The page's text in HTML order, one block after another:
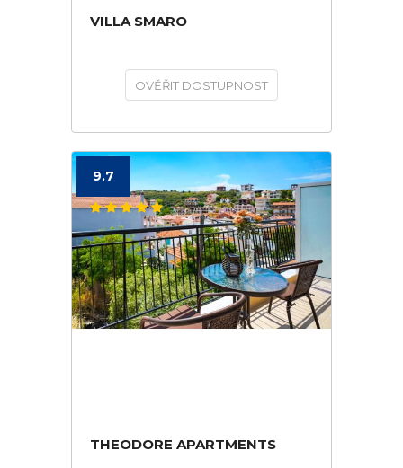
VILLA SMARO
OVĚŘIT DOSTUPNOST
9.7
THEODORE APARTMENTS